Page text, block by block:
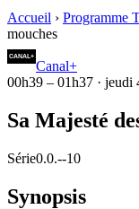
Accueil › Programme
mouches
Canal+
00h39 – 01h37 · jeudi
Sa Majesté
Série0.0.--10
Synopsis